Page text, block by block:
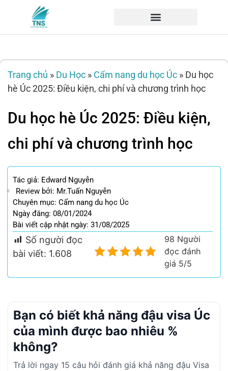
Trang chủ » Du Học » Cẩm nang du học Úc » Du học
hè Úc 2025: Điều kiện, chi phí và chương trình học
Du học hè Úc 2025: Điều kiện,
chi phí và chương trình học
Tác giả: Edward Nguyễn
Review bởi: Mr.Tuấn Nguyễn
Chuyên mục: Cẩm nang du học Úc
Ngày đăng: 08/01/2024
Bài viết cập nhật ngày: 31/08/2025
Số người đọc
bài viết: 1.608
98 Người
đọc đánh
giá 5/5
Bạn có biết khả năng đậu visa Úc
của mình được bao nhiêu %
không?
Trả lời ngay 15 câu hỏi đánh giá khả năng đậu Visa